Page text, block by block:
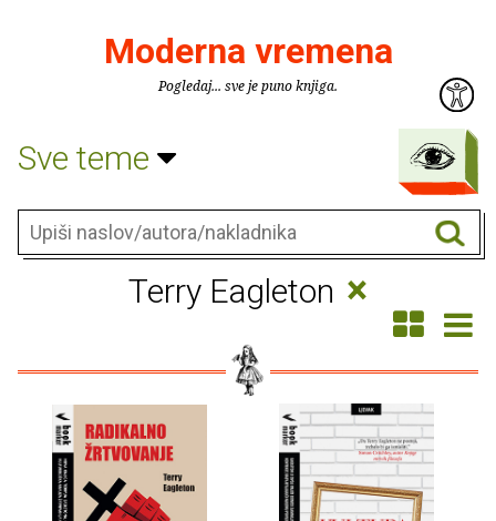
Moderna vremena
Pogledaj... sve je puno knjiga.
Sve teme
Terry Eagleton ×